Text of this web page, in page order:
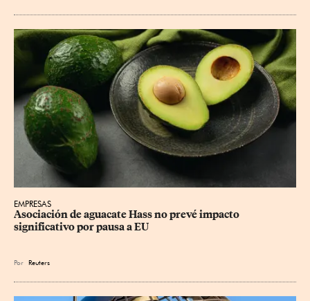
EMPRESAS
Asociación de aguacate Hass no prevé impacto
significativo por pausa a EU
Por Reuters